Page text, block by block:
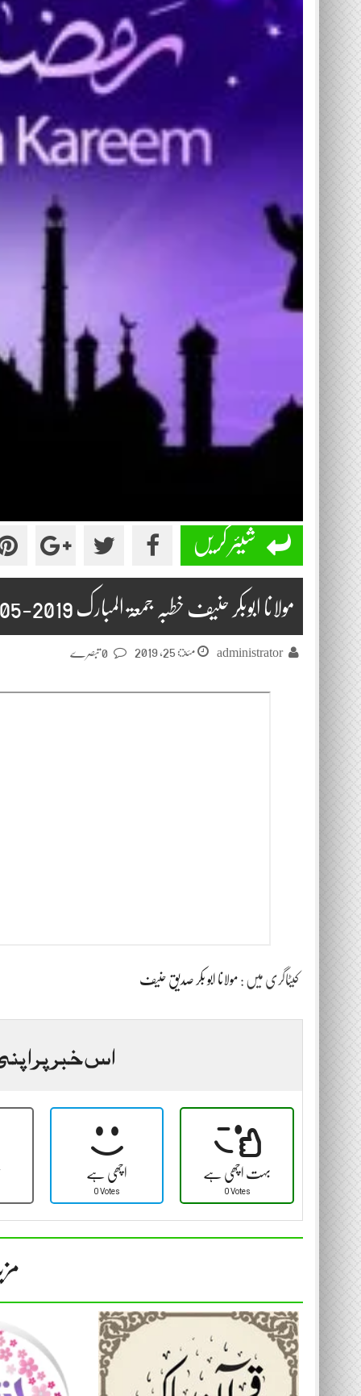
شیئر کریں
مولانا ابوبکر حنیف خطبہ جمعۃ المبارک 2019-05-24
administrator مئ 25, 2019
کیٹاگری میں : مولانا ابو بکر صدیق حنیف
اس خبر پر
اچھی ہے
0 Votes
بہت اچھی ہے
0 Votes